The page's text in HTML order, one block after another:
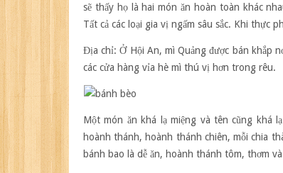
sẽ thấy họ là hai món ăn hoàn toàn khác
Tất cả các loại gia vị ngấm sâu sắc. Khi thực
Địa chỉ: Ở Hội An, mì Quảng được bán khắp
các cửa hàng vỉa hè mì thú vị hơn trong rêu.
Một món ăn khá lạ miệng và tên cũng khá
hoành thánh, hoành thánh chiên, mỗi chia
bánh bao là dễ ăn, hoành thánh tôm, thơm